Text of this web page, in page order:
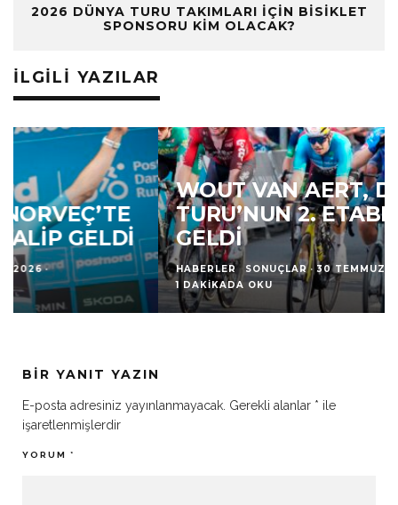
2026 DÜNYA TURU TAKIMLARI IÇIN BISIKLET
SPONSORU KIM OLACAK?
İLGILI YAZILAR
WOUT VAN AERT, DANIMARKA
TURU’NUN 2. ETABINDA GALIP
GELDI
HABERLER SONUÇLAR · 30 TEMMUZ 2026 ·
1 DAKIKADA OKU
BIR YANIT YAZIN
E-posta adresiniz yayınlanmayacak. Gerekli alanlar * ile
işaretlenmişlerdir
YORUM *